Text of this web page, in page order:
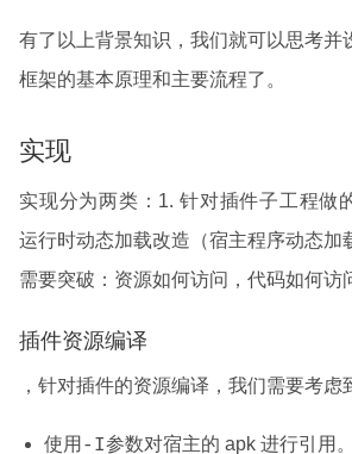
有了以上背景知识，我们就可以思考并
框架的基本原理和主要流程了。
实现
实现分为两类：1. 针对插件子工程做
运行时动态加载改造（宿主程序动态加
需要突破：资源如何访问，代码如何访
插件资源编译
，针对插件的资源编译，我们需要考虑
使用 -I参数对宿主的 apk 进行引用。